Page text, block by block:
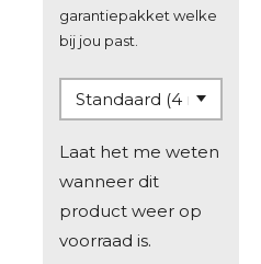
garantiepakket welke
bij jou past.
Laat het me weten
wanneer dit
product weer op
voorraad is.